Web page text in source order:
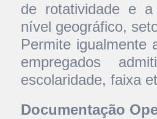
de rotatividade e a
nível geográfico,
Permite igualmente
empregados
escolaridade, faixa
Documentação